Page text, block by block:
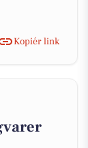
Kopiér link